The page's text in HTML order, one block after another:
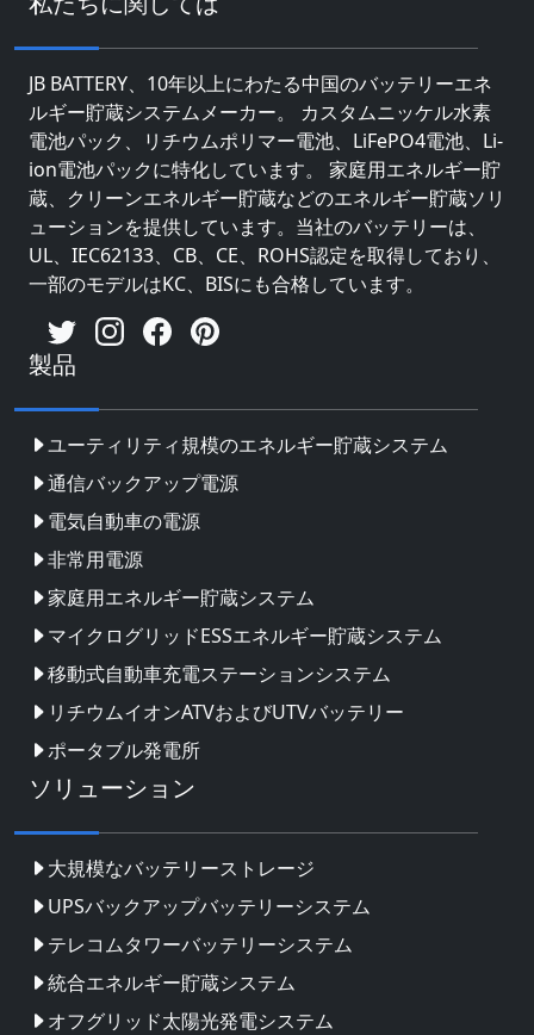
JB BATTERY、10年以上にわたる中国のバッテリーエネ
ルギー貯蔵システムメーカー。 カスタムニッケル水素
電池パック、リチウムポリマー電池、LiFePO4電池、Li-
ion電池パックに特化しています。 家庭用エネルギー貯
蔵、クリーンエネルギー貯蔵などのエネルギー貯蔵ソリ
ューションを提供しています。当社のバッテリーは、
UL、IEC62133、CB、CE、ROHS認定を取得しており、
一部のモデルはKC、BISにも合格しています。
製品
ユーティリティ規模のエネルギー貯蔵システム
通信バックアップ電源
電気自動車の電源
非常用電源
家庭用エネルギー貯蔵システム
マイクログリッドESSエネルギー貯蔵システム
移動式自動車充電ステーションシステム
リチウムイオンATVおよびUTVバッテリー
ポータブル発電所
ソリューション
大規模なバッテリーストレージ
UPSバックアップバッテリーシステム
テレコムタワーバッテリーシステム
統合エネルギー貯蔵システム
オフグリッド太陽光発電システム